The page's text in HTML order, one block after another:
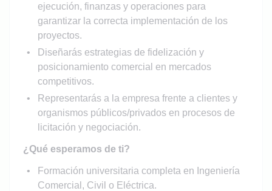
ejecución, finanzas y operaciones para
garantizar la correcta implementación de los
proyectos.
Diseñarás estrategias de fidelización y
posicionamiento comercial en mercados
competitivos.
Representarás a la empresa frente a clientes y
organismos públicos/privados en procesos de
licitación y negociación.
¿Qué esperamos de ti?
Formación universitaria completa en Ingeniería
Comercial, Civil o Eléctrica.